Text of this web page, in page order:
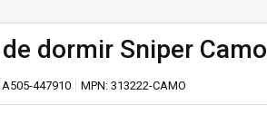
dormir Sniper Camo
A505-447910 MPN: 313222-CAMO